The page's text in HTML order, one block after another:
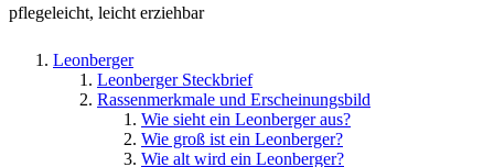
pflegeleicht, leicht erziehbar
Leonberger
Leonberger Steckbrief
Rassenmerkmale und Erscheinungsbild
Wie sieht ein Leonberger aus?
Wie groß ist ein Leonberger?
Wie alt wird ein Leonberger?